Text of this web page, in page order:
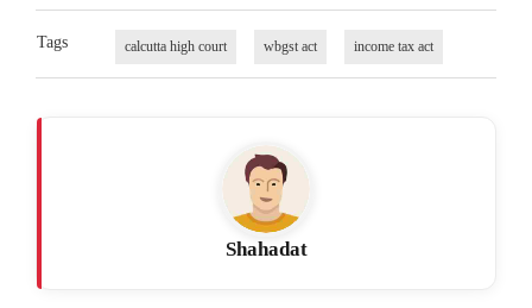
Tags calcutta high court wbgst act income tax act
Shahadat